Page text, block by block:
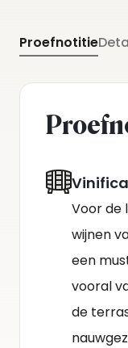
Proefnotitie
Voor de
wijnen
een
vooral
de